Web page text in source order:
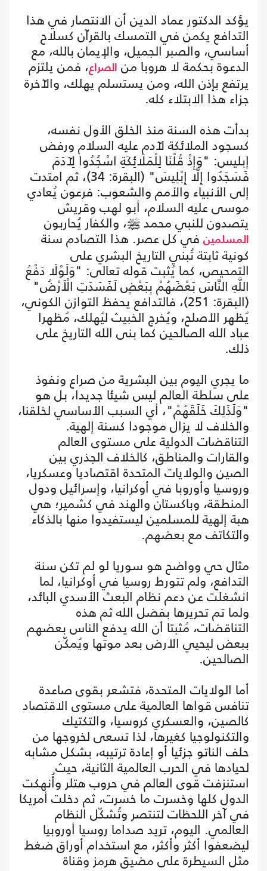
يؤكد الدكتور عماد الدين أن الانتصار في هذا
التدافع يكمن في التمسك بالقرآن كسلاح
أساسي، والصبر الجميل، والإيمان بالله، مع
الدعوة بحكمة لا هروبا من الصراع، فمن يلتزم
يرتفع بإذن الله، ومن يستسلم يهلك، والآخرة
جزاء هذا الابتلاء كله.
بدأت هذه السنة منذ الخلق الأول نفسه،
كسجود الملائكة لآدم عليه السلام ورفض
إبليس: "وَإِذْ قُلْنَا لِلْمَلَائِكَةِ اسْجُدُوا لِآدَمَ
فَسَجَدُوا إِلَّا إِبْلِيسَ" (البقرة: 34)، ثم امتدت
إلى الأنبياء والأمم والشعوب: فرعون يُعادي
موسى عليه السلام، أبو لهب وقريش
يتصدون للنبي محمد ﷺ، والكفار يُحاربون
المسلمين في كل عصر. هذا التصادم سنة
كونية ثابتة تُبني التاريخ البشري على
التمحيص، كما يُثبت قوله تعالى: "وَلَوْلَا دَفْعُ
اللَّهِ النَّاسَ بَعْضَهُمْ بِبَعْضٍ لَفَسَدَتِ الْأَرْضُ"
(البقرة: 251)، فالتدافع يحفظ التوازن الكوني،
يُظهر الأصلح، ويُخرج الخبيث ليُهلك، مُظهرا
عباد الله الصالحين كما بنى الله التاريخ على
ذلك.
ما يجري اليوم بين البشرية من صراع ونفوذ
على سلطة العالم ليس شيئا جديدا، بل هو
"وَلَذَلِكَ خَلَقَهُمْ"، أي السبب الأساسي لخلقنا،
والخلاف لا يزال موجودا كسنة إلهية.
التناقضات الدولية على مستوى العالم
والقارات والمناطق، كالخلاف الجذري بين
الصين والولايات المتحدة اقتصاديا وعسكريا،
وروسيا وأوروبا في أوكرانيا، وإسرائيل ودول
المنطقة، وباكستان والهند في كشمير؛ هي
هبة إلهية للمسلمين ليستفيدوا منها بالذكاء
والتكاتف مع بعضهم.
مثال حي وواضح هو سوريا لو لم تكن سنة
التدافع، ولم تتورط روسيا في أوكرانيا، لما
انشغلت عن دعم نظام البعث الأسدي البائد،
ولما تم تحريرها بفضل الله ثم هذه
التناقضات، مُثبتا أن الله يدفع الناس بعضهم
ببعض ليحيي الأرض بعد موتها ويُمكّن
الصالحين.
أما الولايات المتحدة، فتشعر بقوى صاعدة
تنافس قواها العالمية على مستوى الاقتصاد
كالصين، والعسكري كروسيا، والتكتيك
والتكنولوجيا كغيرها، لذا تسعى لخروجها من
حلف الناتو جزئيا أو إعادة ترتيبه، بشكل مشابه
لحيادها في الحرب العالمية الثانية، حيث
استنزفت قوى العالم في حروب هتلر وأُنهكت
الدول كلها وخسرت ما خسرت، ثم دخلت أمريكا
في آخر اللحظات لتنتصر وتُشكّل النظام
العالمي. اليوم، تريد صداما روسيا أوروبيا
ليضعفوا أكثر وأكثر، مع استخدام أوراق ضغط
مثل السيطرة على مضيق هرمز وقناة